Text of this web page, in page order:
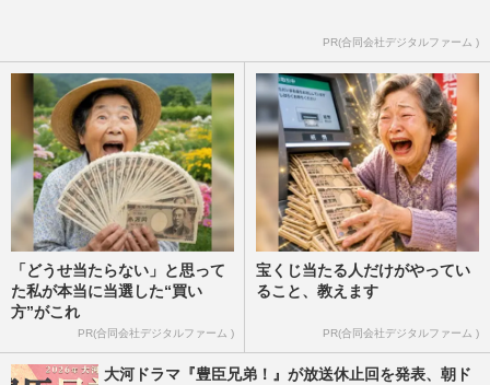
PR(合同会社デジタルファーム )
「どうせ当たらない」と思って
た私が本当に当選した“買い
方”がこれ
PR(合同会社デジタルファーム )
宝くじ当たる人だけがやってい
ること、教えます
PR(合同会社デジタルファーム )
大河ドラマ『豊臣兄弟！』が放送休止回を発表、朝ド